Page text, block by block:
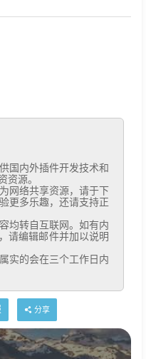
资源。
更多乐趣，还请支持正
请编辑邮件并加以说明
分享